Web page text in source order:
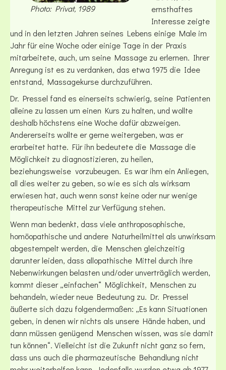
Photo: Privat, 1989
ernsthaftes
Interesse zeigte
und in den letzten Jahren seines Lebens einige Male im
Jahr für eine Woche oder einige Tage in der Praxis
mitarbeitete, auch, um seine Massage zu erlernen. Ihrer
Anregung ist es zu verdanken, das etwa 1975 die Idee
entstand, Massagekurse durchzuführen.
Dr. Pressel fand es einerseits schwierig, seine Patienten
alleine zu lassen um einen Kurs zu halten, und wollte
deshalb höchstens eine Woche dafür abzweigen.
Andererseits wollte er gerne weitergeben, was er
erarbeitet hatte. Für ihn bedeutete die Massage die
Möglichkeit zu diagnostizieren, zu heilen,
beziehungsweise vorzubeugen. Es war ihm ein Anliegen,
all dies weiter zu geben, so wie es sich als wirksam
erwiesen hat, auch wenn sonst keine oder nur wenige
therapeutische Mittel zur Verfügung stehen.
Wenn man bedenkt, dass viele anthroposophische,
homöopathische und andere Naturheilmittel als unwirksam
abgestempelt werden, die Menschen gleichzeitig
darunter leiden, dass allopathische Mittel durch ihre
Nebenwirkungen belasten und/oder unverträglich werden,
kommt dieser „einfachen“ Möglichkeit, Menschen zu
behandeln, wieder neue Bedeutung zu. Dr. Pressel
äußerte sich dazu folgendermaßen: „Es kann Situationen
geben, in denen wir nichts als unsere Hände haben, und
dann müssen genügend Menschen wissen, was sie damit
tun können“. Vielleicht ist die Zukunft nicht ganz so fern,
dass uns auch die pharmazeutische Behandlung nicht